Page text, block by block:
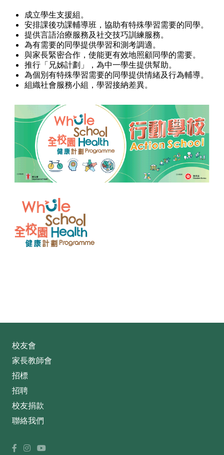
成立學生支援組。
安排課後功課輔導班，協助有特殊學習需要的同學。
提供言語治療服務及社交技巧訓練服務。
為有需要的同學提供學習和測考調適。
與家長緊密合作，使能更有效地照顧同學的需要。
推行「兄姊計劃」，為中一學生提供幫助。
為個別有特殊學習需要的同學提供情緒及行為輔導。
組織社會服務小組，學習接納差異。
校友會
家長教師會
招標
招聘
校友捐款
聯絡我們